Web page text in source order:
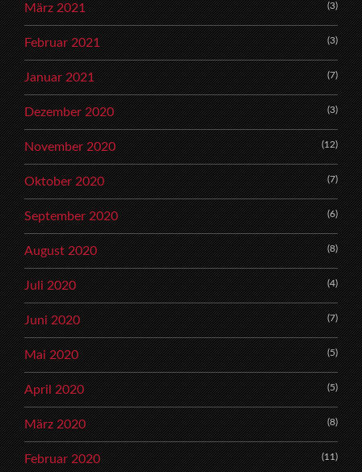
März 2021 (3)
Februar 2021 (3)
Januar 2021 (7)
Dezember 2020 (3)
November 2020 (12)
Oktober 2020 (7)
September 2020 (6)
August 2020 (8)
Juli 2020 (4)
Juni 2020 (7)
Mai 2020 (5)
April 2020 (5)
März 2020 (8)
Februar 2020 (11)